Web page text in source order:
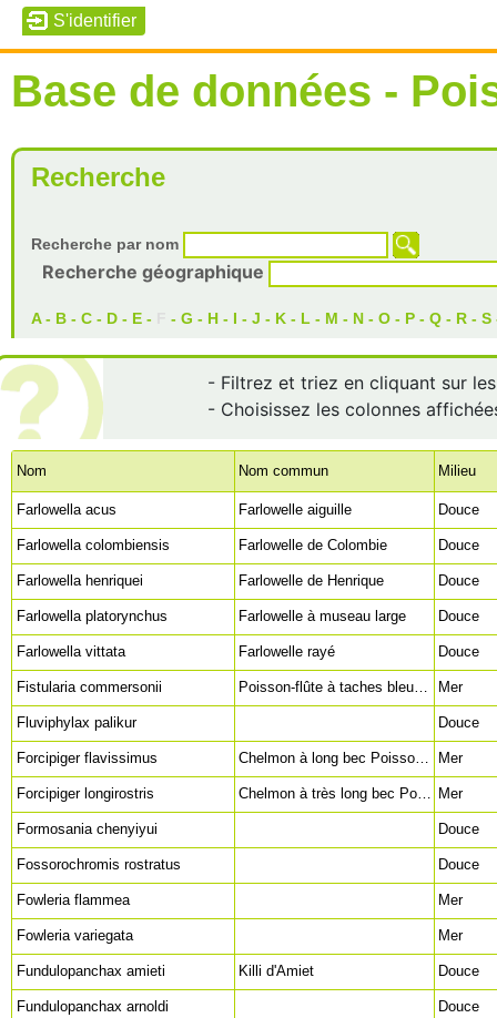
Base de données -
Recherche
Recherche par nom
Recherche géographique
A- B- C- D- E- - G - H- I - J - K- L - M - N- O- P- Q- R- S
- Filtrez et triez en cliquant sur
- Choisissez les colonnes
Nom Nom commun Milieu
Farlowella acus Farlowelle aiguille Douce
Farlowella colombiensis Farlowelle de Colombie Douce
Farlowella henriquei Farlowelle de Henrique Douce
Farlowella platorynchus Farlowelle à museau large Douce
Farlowella vittata Farlowelle rayé Douce
Fistularia commersonii Poisson-flûte à taches bleues Cornette à taches bleues Poisson-flûte Fistulaire Mer
Fluviphylax palikur Douce
Forcipiger flavissimus Chelmon à long bec Poisson-papillon long bec Poisson-pincette jaune Mer
Forcipiger longirostris Chelmon à très long bec Porte-pincette à long bec Mer
Formosania chenyiyui Douce
Fossorochromis rostratus Douce
Fowleria flammea Mer
Fowleria variegata Mer
Fundulopanchax amieti Killi d'Amiet Douce
Fundulopanchax arnoldi Douce